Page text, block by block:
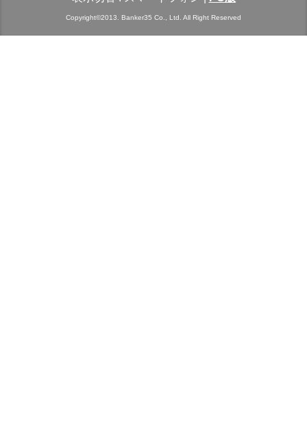
Copyright©2013. Banker35 Co., Ltd. All Right Reserved